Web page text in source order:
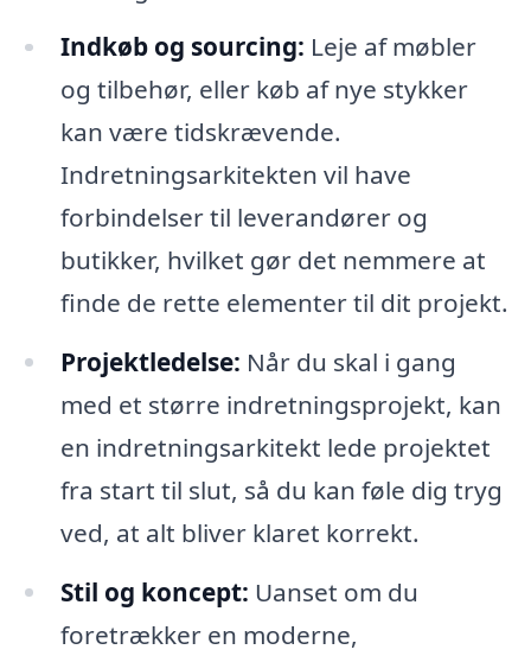
Indkøb og sourcing: Leje af møbler
og tilbehør, eller køb af nye stykker
kan være tidskrævende.
Indretningsarkitekten vil have
forbindelser til leverandører og
butikker, hvilket gør det nemmere at
finde de rette elementer til dit projekt.
Projektledelse: Når du skal i gang
med et større indretningsprojekt, kan
en indretningsarkitekt lede projektet
fra start til slut, så du kan føle dig tryg
ved, at alt bliver klaret korrekt.
Stil og koncept: Uanset om du
foretrækker en moderne,